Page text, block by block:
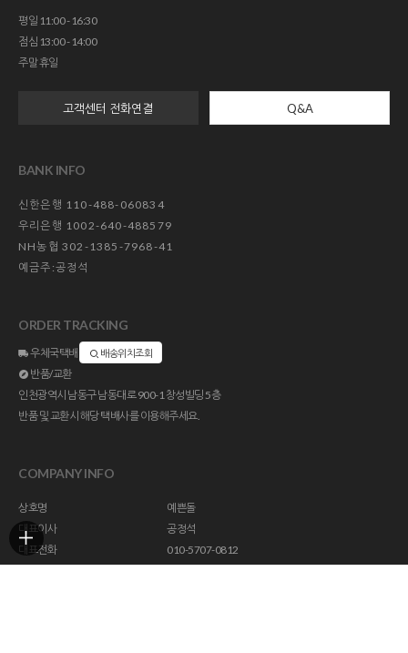
평일 11:00 - 16:30
점심 13:00 - 14:00
주말 휴일
고객센터 전화연결 Q&A
BANK INFO
신한은행 110-488-060834
우리은행 1002-640-488579
NH농협 302-1385-7968-41
예금주:공정석
ORDER TRACKING
우체국택배 배송위치조회
반품/교환
인천광역시 남동구 남동대로 900-1 창성빌딩 5층
반품 및 교환시 해당 택배사를 이용해주세요.
COMPANY INFO
상호명
예쁜돌
대표이사
공정석
대표전화
010-5707-0812